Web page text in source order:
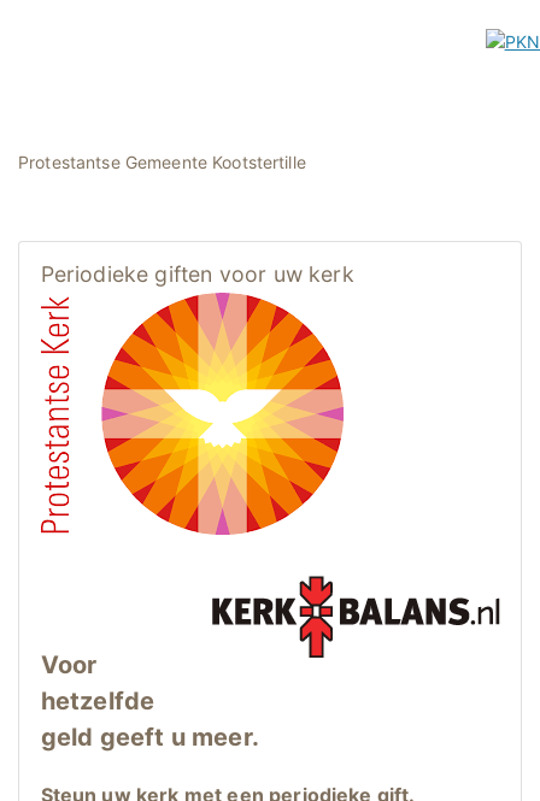
Protestantse Gemeente Kootstertille
Periodieke giften voor uw kerk
Voor
hetzelfde
geld geeft u meer.
Steun uw kerk met een periodieke gift.